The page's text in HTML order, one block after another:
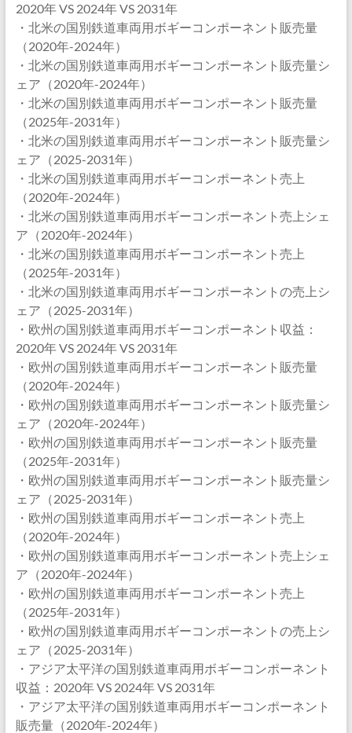
2020年 VS 2024年 VS 2031年
・北米の国別鉄道車両用ボギーコンポーネント販売量
（2020年-2024年）
・北米の国別鉄道車両用ボギーコンポーネント販売量シ
ェア（2020年-2024年）
・北米の国別鉄道車両用ボギーコンポーネント販売量
（2025年-2031年）
・北米の国別鉄道車両用ボギーコンポーネント販売量シ
ェア（2025-2031年）
・北米の国別鉄道車両用ボギーコンポーネント売上
（2020年-2024年）
・北米の国別鉄道車両用ボギーコンポーネント売上シェ
ア（2020年-2024年）
・北米の国別鉄道車両用ボギーコンポーネント売上
（2025年-2031年）
・北米の国別鉄道車両用ボギーコンポーネントの売上シ
ェア（2025-2031年）
・欧州の国別鉄道車両用ボギーコンポーネント収益：
2020年 VS 2024年 VS 2031年
・欧州の国別鉄道車両用ボギーコンポーネント販売量
（2020年-2024年）
・欧州の国別鉄道車両用ボギーコンポーネント販売量シ
ェア（2020年-2024年）
・欧州の国別鉄道車両用ボギーコンポーネント販売量
（2025年-2031年）
・欧州の国別鉄道車両用ボギーコンポーネント販売量シ
ェア（2025-2031年）
・欧州の国別鉄道車両用ボギーコンポーネント売上
（2020年-2024年）
・欧州の国別鉄道車両用ボギーコンポーネント売上シェ
ア（2020年-2024年）
・欧州の国別鉄道車両用ボギーコンポーネント売上
（2025年-2031年）
・欧州の国別鉄道車両用ボギーコンポーネントの売上シ
ェア（2025-2031年）
・アジア太平洋の国別鉄道車両用ボギーコンポーネント
収益：2020年 VS 2024年 VS 2031年
・アジア太平洋の国別鉄道車両用ボギーコンポーネント
販売量（2020年-2024年）